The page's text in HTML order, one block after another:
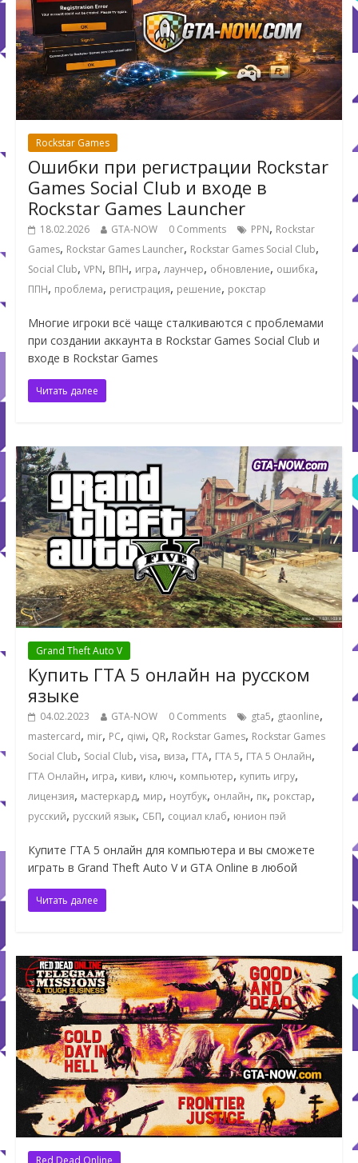
Rockstar Games
Ошибки при регистрации Rockstar
Games Social Club и входе в
Rockstar Games Launcher
18.02.2026 GTA-NOW 0 Comments PPN, Rockstar
Games, Rockstar Games Launcher, Rockstar Games Social Club,
Social Club, VPN, ВПН, игра, лаунчер, обновление, ошибка,
ППН, проблема, регистрация, решение, рокстар
Многие игроки всё чаще сталкиваются с проблемами
при создании аккаунта в Rockstar Games Social Club и
входе в Rockstar Games
Читать далее
Grand Theft Auto V
Купить ГТА 5 онлайн на русском
языке
04.02.2023 GTA-NOW 0 Comments gta5, gtaonline,
mastercard, mir, PC, qiwi, QR, Rockstar Games, Rockstar Games
Social Club, Social Club, visa, виза, ГТА, ГТА 5, ГТА 5 Онлайн,
ГТА Онлайн, игра, киви, ключ, компьютер, купить игру,
лицензия, мастеркард, мир, ноутбук, онлайн, пк, рокстар,
русский, русский язык, СБП, социал клаб, юнион пэй
Купите ГТА 5 онлайн для компьютера и вы сможете
играть в Grand Theft Auto V и GTA Online в любой
Читать далее
Red Dead Online